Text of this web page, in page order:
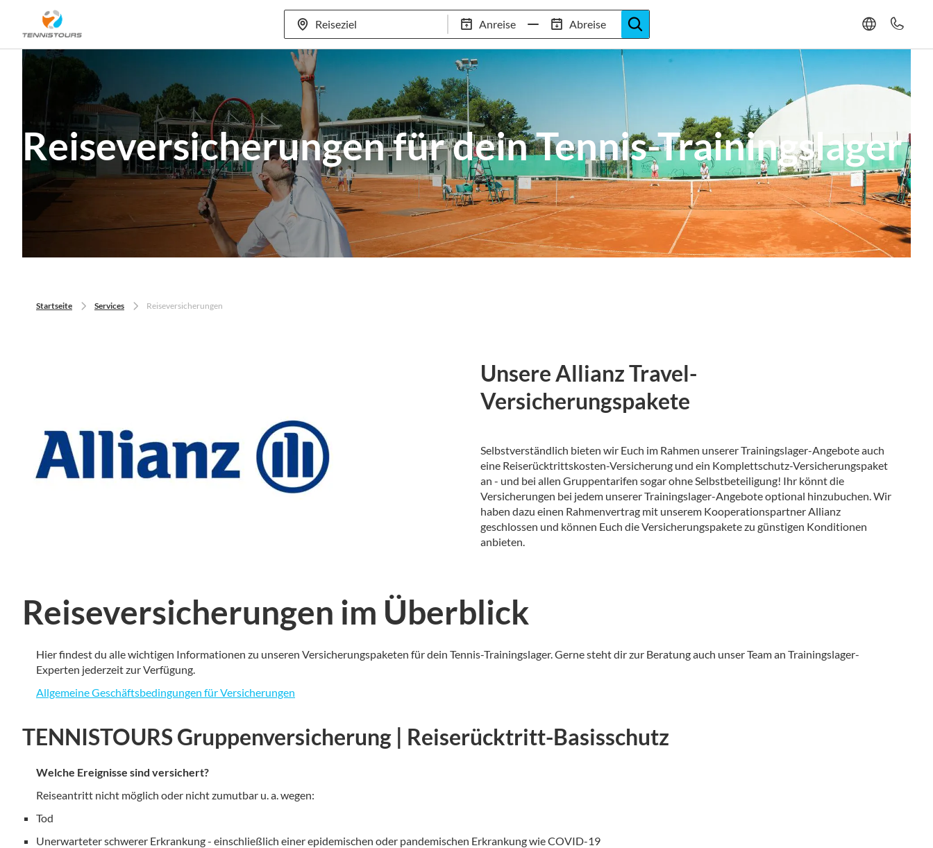
Anreise Abreise
Mehr als 70 Standorte 97,8% Weiterempfehlungsrate 20+ Jahre Trainingslager-Expertise
Reiseversicherungen für dein Tennis-Trainingslager
Startseite Services Reiseversicherungen
Unsere Allianz Travel-
Versicherungspakete
Selbstverständlich bieten wir Euch im Rahmen unserer Trainingslager-Angebote auch
eine Reiserücktrittskosten-Versicherung und ein Komplettschutz-Versicherungspaket
an - und bei allen Gruppentarifen sogar ohne Selbstbeteiligung! Ihr könnt die
Versicherungen bei jedem unserer Trainingslager-Angebote optional hinzubuchen. Wir
haben dazu einen Rahmenvertrag mit unserem Kooperationspartner Allianz
geschlossen und können Euch die Versicherungspakete zu günstigen Konditionen
anbieten.
Reiseversicherungen im Überblick
Hier findest du alle wichtigen Informationen zu unseren Versicherungspaketen für dein Tennis-Trainingslager. Gerne steht dir zur Beratung auch unser Team an Trainingslager-
Experten jederzeit zur Verfügung.
Allgemeine Geschäftsbedingungen für Versicherungen
TENNISTOURS Gruppenversicherung | Reiserücktritt-Basisschutz
Welche Ereignisse sind versichert?
Reiseantritt nicht möglich oder nicht zumutbar u. a. wegen:
Tod
Unerwarteter schwerer Erkrankung - einschließlich einer epidemischen oder pandemischen Erkrankung wie COVID-19